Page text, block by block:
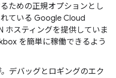
ための正規オプションとし
ている Google Cloud
ホスティングを提供していま
を簡単に稼働できるよう
デバッグとロギングのエク